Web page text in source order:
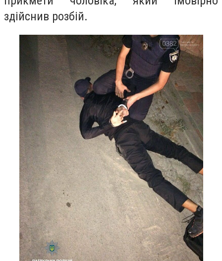
здійснив розбій.